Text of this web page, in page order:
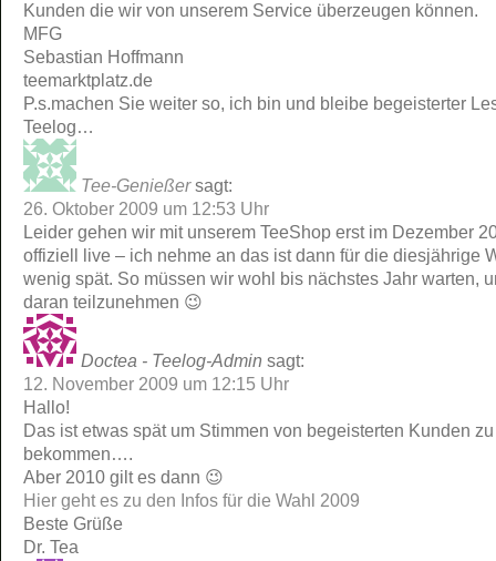
Kunden die wir von unserem Service überzeugen können.
MFG
Sebastian Hoffmann
teemarktplatz.de
P.s.machen Sie weiter so, ich bin und bleibe begeisterter
Teelog…
Tee-Genießer sagt:
26. Oktober 2009 um 12:53 Uhr
Leider gehen wir mit unserem TeeShop erst im Dezember
offiziell live – ich nehme an das ist dann für die diesjährige
wenig spät. So müssen wir wohl bis nächstes Jahr warten,
daran teilzunehmen 😉
Doctea - Teelog-Admin sagt:
12. November 2009 um 12:15 Uhr
Hallo!
Das ist etwas spät um Stimmen von begeisterten Kunden zu
bekommen….
Aber 2010 gilt es dann 😉
Hier geht es zu den Infos für die Wahl 2009
Beste Grüße
Dr. Tea